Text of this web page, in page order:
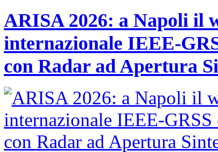
ARISA 2026: a Napoli il
internazionale IEEE-
con Radar ad Apertura